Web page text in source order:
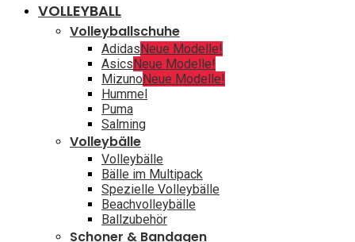
VOLLEYBALL
Volleyballschuhe
AdidasNeue Modelle!
AsicsNeue Modelle!
MizunoNeue Modelle!
Hummel
Puma
Salming
Volleybälle
Volleybälle
Bälle im Multipack
Spezielle Volleybälle
Beachvolleybälle
Ballzubehör
Schoner & Bandagen